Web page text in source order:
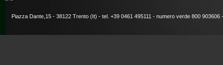
Piazza Dante,15 - 38122 Trento (It) - tel. +39 0461 495111 - numero verde 800 903606